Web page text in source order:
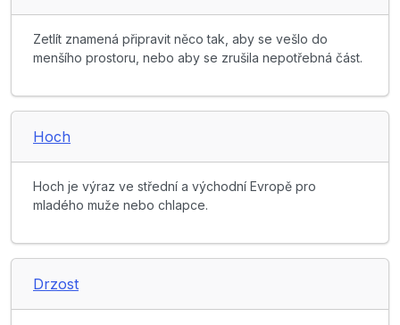
Zetlít znamená připravit něco tak, aby se vešlo do
menšího prostoru, nebo aby se zrušila nepotřebná část.
Hoch
Hoch je výraz ve střední a východní Evropě pro
mladého muže nebo chlapce.
Drzost